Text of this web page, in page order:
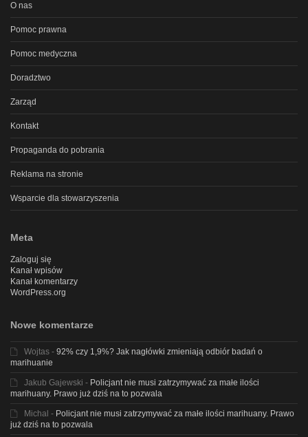
O nas
Pomoc prawna
Pomoc medyczna
Doradztwo
Zarząd
Kontakt
Propaganda do pobrania
Reklama na stronie
Wsparcie dla stowarzyszenia
Meta
Zaloguj się
Kanał wpisów
Kanał komentarzy
WordPress.org
Nowe komentarze
Wojtas - 92% czy 1,9%? Jak nagłówki zmieniają odbiór badań o
marihuanie
Jakub Gajewski - Policjant nie musi zatrzymywać za małe ilości
marihuany. Prawo już dziś na to pozwala
Michal - Policjant nie musi zatrzymywać za małe ilości marihuany. Prawo
już dziś na to pozwala